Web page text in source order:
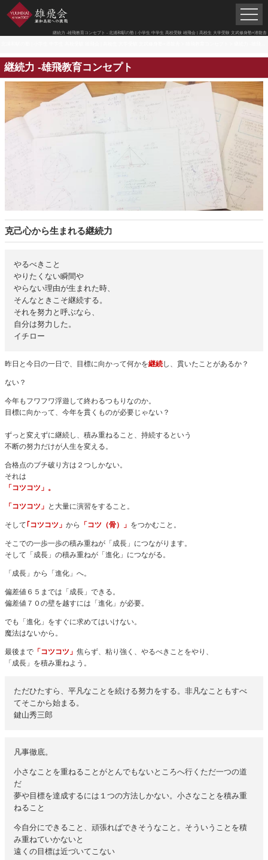
継続力 -雄飛教育コンセプト - 北浦和駅の塾 | 小学生 中学生 高校受験 雄飛会 | 高校生 大学受験 文武修身塾×潜龍舎
継続力 -雄飛教育コンセプト
克己心から生まれる継続力
やるべきこと
やりたくない瞬間や
やらない理由が生まれた時、
そんなときこそ継続する。
それを努力と呼ぶなら、
自分は努力した。
イチロー
昨日と今日の一日で、目標に向かって何かを継続し、貫いたことがあるか？
ない？
今年もフワフワ浮遊して終わるつもりなのか。
目標に向かって、今年を貫くものが必要じゃない？
ずっと変えずに継続し、積み重ねること、持続するという
不断の努力だけが人生を変える。
合格点のブチ破り方は２つしかない。
それは
「コツコツ」。
「コツコツ」 と大量に演習をすること。
そして｢コツコツ」 から 「コツ（骨）」 をつかむこと。
そこでの一歩一歩の積み重ねが「成長」につながります。
そして「成長」の積み重ねが「進化」につながる。
「成長」から「進化」へ。
偏差値６５までは「成長」できる。
偏差値７０の壁を越すには「進化」が必要。
でも「進化」をすぐに求めてはいけない。
魔法はないから。
最後まで 「コツコツ」 焦らず、粘り強く、やるべきことをやり、
「成長」を積み重ねよう。
ただひたすら、平凡なことを続ける努力をする。非凡なこともすべ
てそこから始まる。
鍵山秀三郎
凡事徹底。
小さなことを重ねることがとんでもないところへ行くただ一つの道
だ
夢や目標を達成するには１つの方法しかない。小さなことを積み重
ねること
今自分にできること、頑張ればできそうなこと。そういうことを積
み重ねていかないと
遠くの目標は近づいてこない